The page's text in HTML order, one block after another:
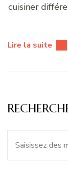
cuisiner
Lire la suite